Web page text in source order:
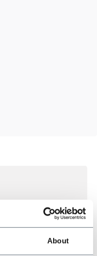
About